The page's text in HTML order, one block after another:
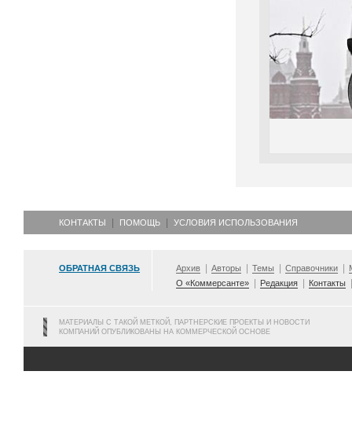
КОНТАКТЫ ПОМОЩЬ УСЛОВИЯ ИСПОЛЬЗОВАНИЯ
ОБРАТНАЯ СВЯЗЬ Архив Авторы Темы Справочники
О «Коммерсанте»
Редакция Контакты
МАТЕРИАЛЫ С ТАКОЙ МЕТКОЙ, ПАРТНЕРСКИЕ ПРОЕКТЫ И НОВОСТИ
КОМПАНИЙ ОПУБЛИКОВАНЫ НА КОММЕРЧЕСКОЙ ОСНОВЕ